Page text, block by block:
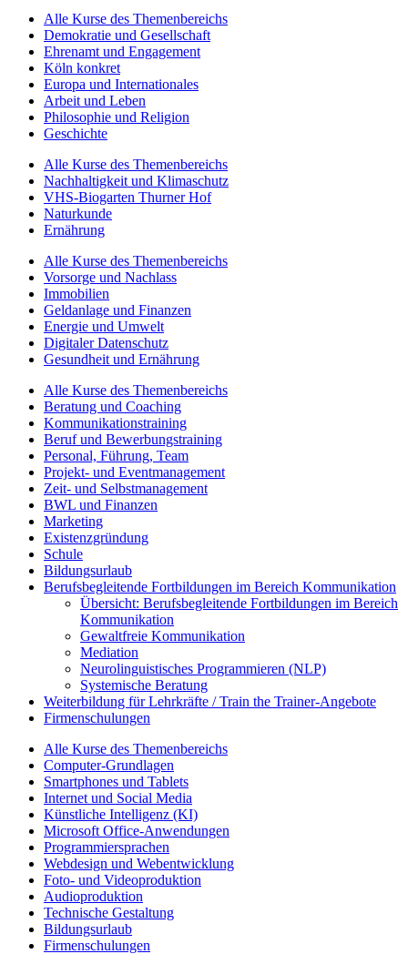
Alle Kurse des Themenbereichs
Demokratie und Gesellschaft
Ehrenamt und Engagement
Köln konkret
Europa und Internationales
Arbeit und Leben
Philosophie und Religion
Geschichte
Alle Kurse des Themenbereichs
Nachhaltigkeit und Klimaschutz
VHS-Biogarten Thurner Hof
Naturkunde
Ernährung
Alle Kurse des Themenbereichs
Vorsorge und Nachlass
Immobilien
Geldanlage und Finanzen
Energie und Umwelt
Digitaler Datenschutz
Gesundheit und Ernährung
Alle Kurse des Themenbereichs
Beratung und Coaching
Kommunikationstraining
Beruf und Bewerbungstraining
Personal, Führung, Team
Projekt- und Eventmanagement
Zeit- und Selbstmanagement
BWL und Finanzen
Marketing
Existenzgründung
Schule
Bildungsurlaub
Berufsbegleitende Fortbildungen im Bereich Kommunikation
Übersicht: Berufsbegleitende Fortbildungen im Bereich
Kommunikation
Gewaltfreie Kommunikation
Mediation
Neurolinguistisches Programmieren (NLP)
Systemische Beratung
Weiterbildung für Lehrkräfte / Train the Trainer-Angebote
Firmenschulungen
Alle Kurse des Themenbereichs
Computer-Grundlagen
Smartphones und Tablets
Internet und Social Media
Künstliche Intelligenz (KI)
Microsoft Office-Anwendungen
Programmiersprachen
Webdesign und Webentwicklung
Foto- und Videoproduktion
Audioproduktion
Technische Gestaltung
Bildungsurlaub
Firmenschulungen